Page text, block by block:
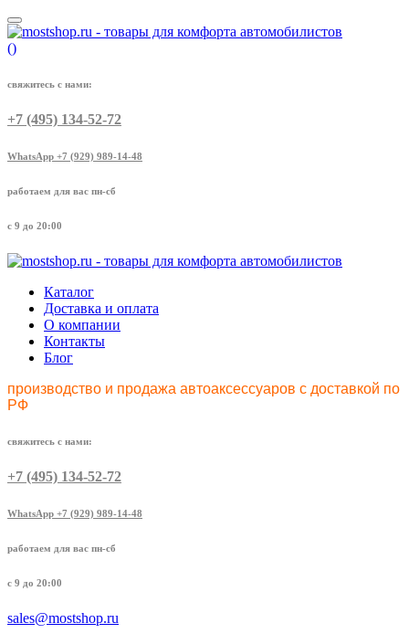
()
свяжитесь с нами:
+7 (495) 134-52-72
WhatsApp +7 (929) 989-14-48
работаем для вас пн-сб
с 9 до 20:00
Каталог
Доставка и оплата
О компании
Контакты
Блог
производство и продажа автоаксессуаров с доставкой по
РФ
свяжитесь с нами:
+7 (495) 134-52-72
WhatsApp +7 (929) 989-14-48
работаем для вас пн-сб
с 9 до 20:00
sales@mostshop.ru